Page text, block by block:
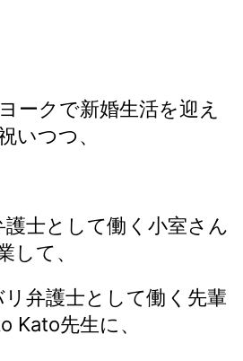
ークで新婚生活を迎え
いつつ、
士として働く小室さん
して、
弁護士として働く先輩
Kato先生に、